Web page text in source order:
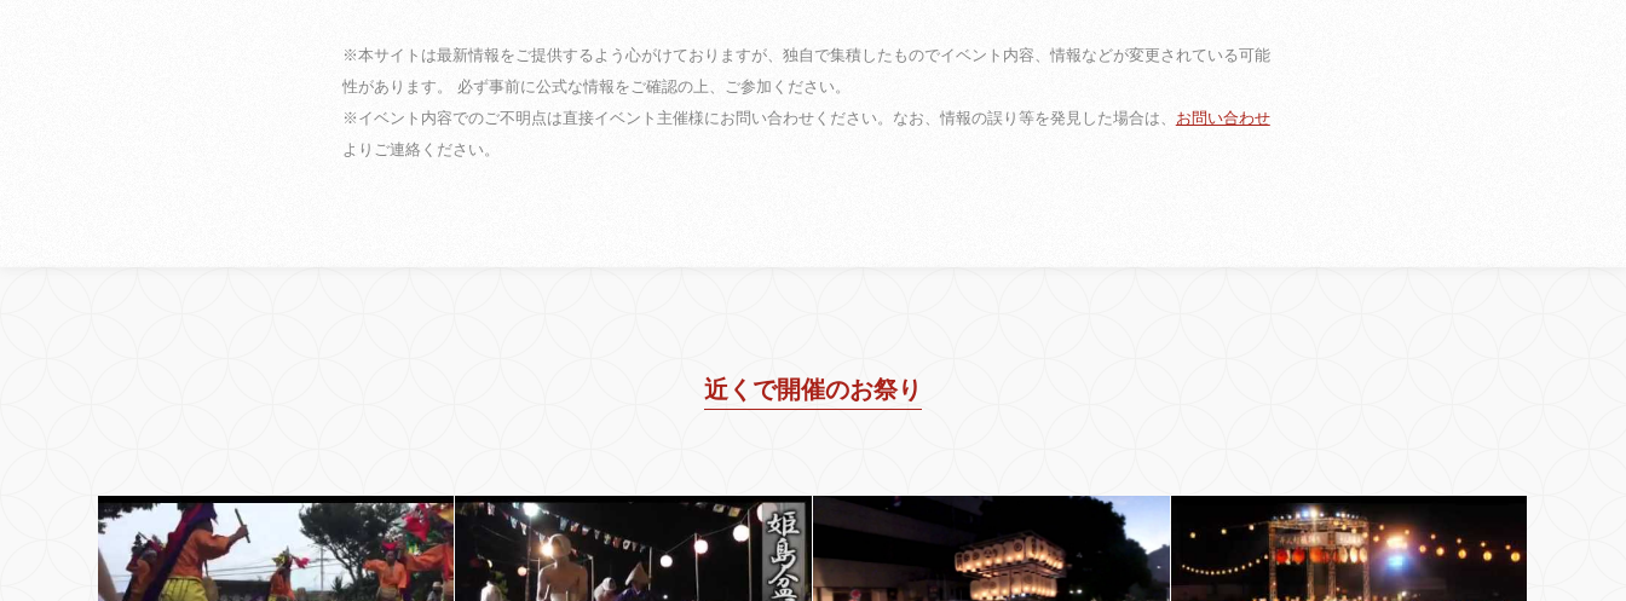
※本サイトは最新情報をご提供するよう心がけておりますが、独自で集積したものでイベント内容、情報などが変更されている可能
性があります。 必ず事前に公式な情報をご確認の上、ご参加ください。
※イベント内容でのご不明点は直接イベント主催様にお問い合わせください。なお、情報の誤り等を発見した場合は、 お問い合わせ
よりご連絡ください。
近くで開催のお祭り